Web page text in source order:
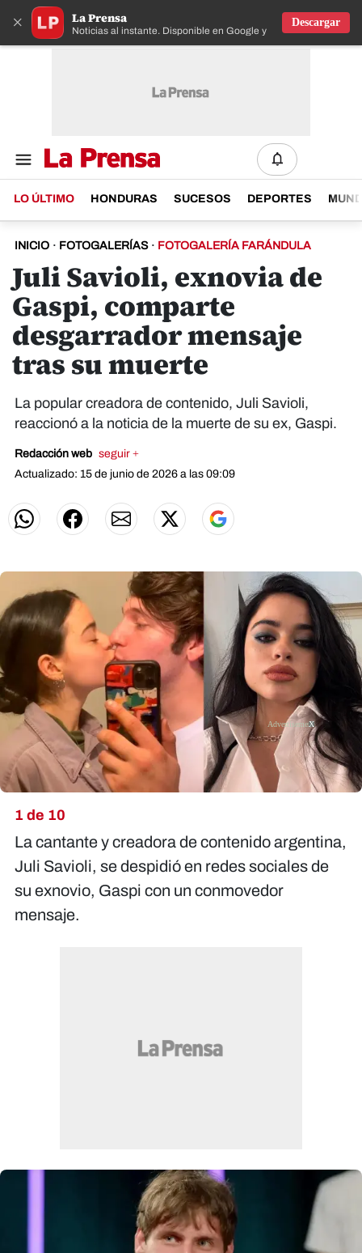
× La Prensa
Noticias al instante. Disponible en Google y IOS
Descargar
LO ÚLTIMO HONDURAS SUCESOS DEPORTES
INICIO · FOTOGALERÍAS · FOTOGALERÍA FARÁNDULA
Juli Savioli, exnovia de
Gaspi, comparte
desgarrador mensaje
tras su muerte
La popular creadora de contenido, Juli Savioli,
reaccionó a la noticia de la muerte de su ex, Gaspi.
Redacción web seguir +
Actualizado: 15 de junio de 2026 a las 09:09
1 de 10
La cantante y creadora de contenido argentina,
Juli Savioli, se despidió en redes sociales de
su exnovio, Gaspi con un conmovedor
mensaje.
X